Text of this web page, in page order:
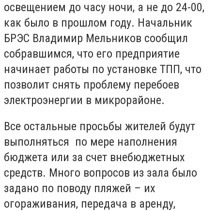
освещением до часу ночи, а не до 24-00,
как было в прошлом году. Начальник
БРЭС Владимир Мельников сообщил
собравшимся, что его предприятие
начинает работы по установке ТПП, что
позволит снять проблему перебоев
электроэнергии в микрорайоне.
Все остальные просьбы жителей будут
выполняться по мере наполнения
бюджета или за счет внебюджетных
средств. Много вопросов из зала было
задано по поводу пляжей – их
огораживания, передача в аренду,